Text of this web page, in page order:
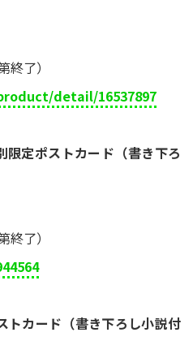
了）
detail/16537897
限定ポストカード（書き下ろ
了）
トカード（書き下ろし小説付